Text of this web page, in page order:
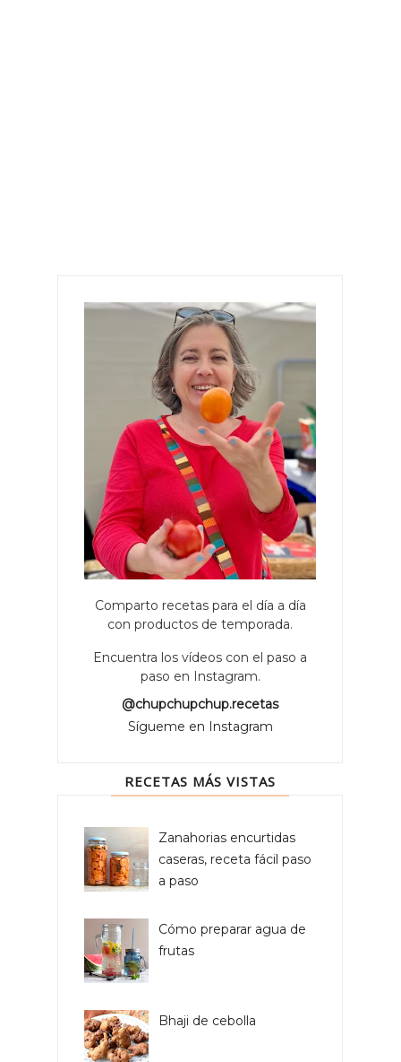
Comparto recetas para el día a día
con productos de temporada.
Encuentra los vídeos con el paso a
paso en Instagram.
@chupchupchup.recetas
Sígueme en Instagram
RECETAS MÁS VISTAS
Zanahorias encurtidas
caseras, receta fácil paso
a paso
Cómo preparar agua de
frutas
Bhaji de cebolla